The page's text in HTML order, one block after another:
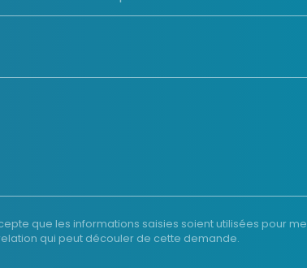
que les informations saisies soient utilisées pour me
qui peut découler de cette demande.